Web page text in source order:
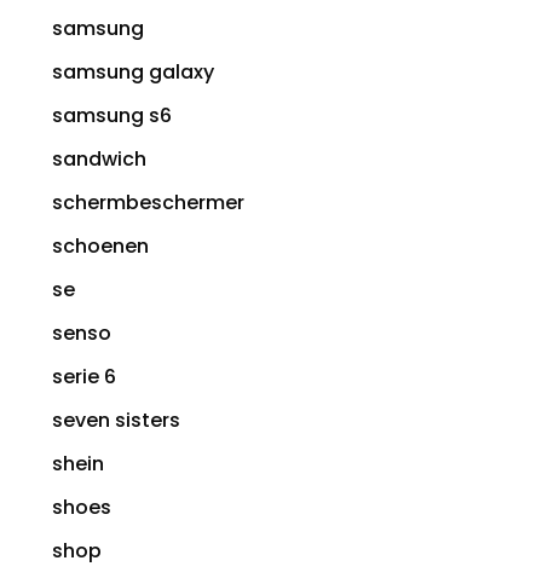
samsung
samsung galaxy
samsung s6
sandwich
schermbeschermer
schoenen
se
senso
serie 6
seven sisters
shein
shoes
shop